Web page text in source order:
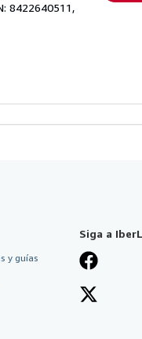
8422640511,
y guías
Siga a